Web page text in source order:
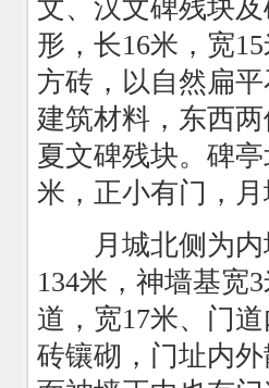
文、汉文碑残块
形，长16米，宽
方砖，以自然扁
建筑材料，东西
夏文碑残块。碑
米，正小有门，
月城北侧为内
134米，神墙基宽
道，宽17米、门
砖镶砌，门址内